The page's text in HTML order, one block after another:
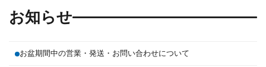
お知らせ
お盆期間中の営業・発送・お問い合わせについて